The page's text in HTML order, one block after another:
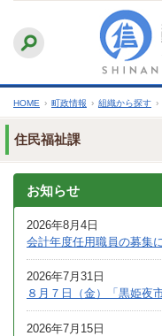
文
へ
ふりがなをつける
文
HOME › 町政情報 › 組織から探す ›
住民福祉課
お知らせ
2026年8月4日
会計年度任用職員の募集
2026年7月31日
８月７日（金）「黒姫夜
2026年7月15日